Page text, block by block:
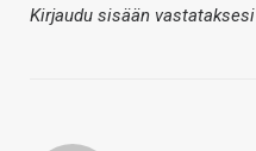
Kirjaudu sisään vastataksesi